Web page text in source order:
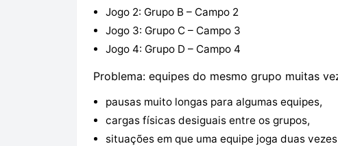
Jogo 2: Grupo B – Campo 2
Jogo 3: Grupo C – Campo 3
Jogo 4: Grupo D – Campo 4
Problema: equipes do mesmo grupo muitas
pausas muito longas para algumas equipes,
cargas físicas desiguais entre os grupos,
situações em que uma equipe joga duas